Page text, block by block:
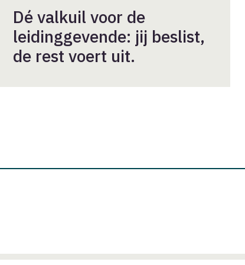
Dé valkuil voor de
leidinggevende: jij beslist,
de rest voert uit.